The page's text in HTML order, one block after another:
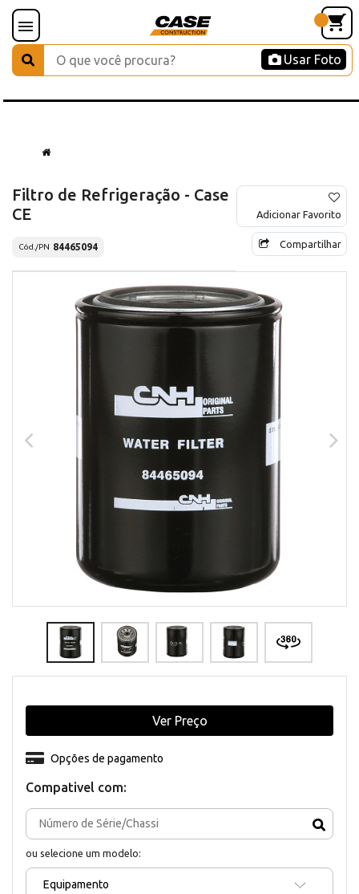
Usar Foto
Filtro de Refrigeração - Case
CE
Cód./PN 84465094
Adicionar Favorito
Compartilhar
Compativel com:
ou selecione um modelo:
Equipamento
Opções de pagamento
Ver Preço